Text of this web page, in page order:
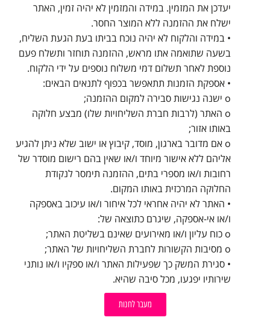
יעדכן את המזמין. במידה והמזמין לא יהיה זמין, האתר
ישלח את ההזמנה ללא המוצר החסר.
• במידה והלקוח לא יהיה נוכח בביתו בעת הגעת השליח,
בשעה שתואמה אתו מראש, ההזמנה תוחזר ותשלח פעם
נוספת לאחר תשלום דמי משלוח נוספים על ידי הלקוח.
• אספקת הזמנות תתאפשר בכפוף לתנאים הבאים:
o ישנה נגישות סבירה למקום ההזמנה;
o האתר (לרבות חברת השליחויות שלו) מבצע חלוקה
באותו אזור;
o אם מדובר בארגון, מוסד, קיבוץ או ישוב שלא ניתן להגיע
אליהם ללא אישור מיוחד ו/או שאין בהם רישום מוסדר של
רחובות ו/או מספרי בתים, ההזמנה תימסר לנקודת
החלוקה המרכזית באותו המקום.
• האתר לא יהיה אחראי לכל איחור ו/או עיכוב באספקה
ו/או אי-אספקה, שיגרם כתוצאה של:
o כוח עליון ו/או מאירועים שאינם בשליטת האתר;
o מסיבות הקשורות לחברת השליחויות של האתר;
• סגירת המשק כך שפעילות האתר ו/או ספקיו ו/או נותני
שירותיו יפגעו, מכל סיבה שהיא.
מעבר לחנות